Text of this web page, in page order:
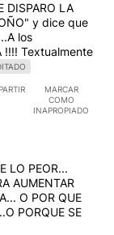
DISPARO LA
y dice que
los
!!!! Textualmente
MARCAR
COMO
INAPROPIADO
LO PEOR...
AUMENTAR
O POR QUE
PORQUE SE